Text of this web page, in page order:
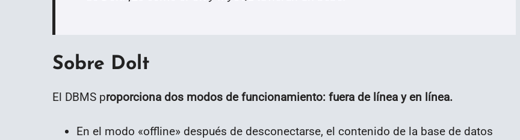
Sobre Dolt
El DBMS proporciona dos modos de funcionamiento: fuera de línea y en línea.
En el modo «offline» después de desconectarse, el contenido de la base de datos